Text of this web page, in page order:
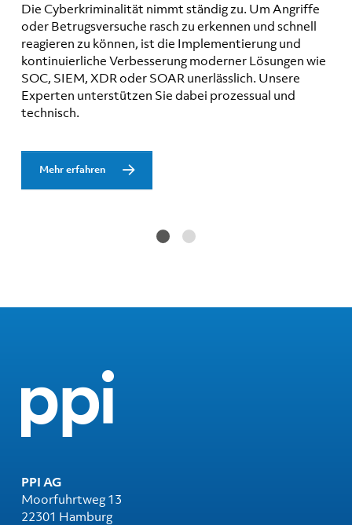
Die Cyberkriminalität nimmt ständig zu. Um Angriffe
oder Betrugsversuche rasch zu erkennen und schnell
reagieren zu können, ist die Implementierung und
kontinuierliche Verbesserung moderner Lösungen wie
SOC, SIEM, XDR oder SOAR unerlässlich. Unsere
Experten unterstützen Sie dabei prozessual und
technisch.
Mehr erfahren
PPI AG
Moorfuhrtweg 13
22301 Hamburg